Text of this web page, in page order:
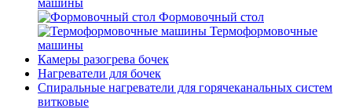
машины
Формовочный стол
Термоформовочные
машины
Камеры разогрева бочек
Нагреватели для бочек
Спиральные нагреватели для горячеканальных систем
витковые